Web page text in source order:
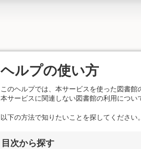
ヘルプの使い方
このヘルプでは、本サービスを使った図書館
本サービスに関連しない図書館の利用につい
以下の方法で知りたいことを探してください。
目次から探す